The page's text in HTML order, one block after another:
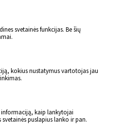
svetainės funkcijas. Be šių
kokius nustatymus vartotojas jau
kaip lankytojai
puslapius lanko ir pan.